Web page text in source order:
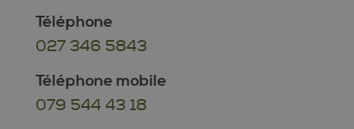
Téléphone
027 346 5843
Téléphone mobile
079 544 43 18